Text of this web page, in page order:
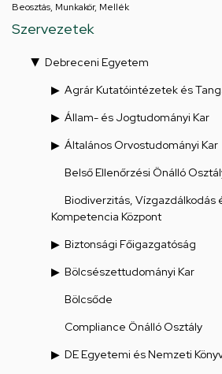
Beosztás, Munkakör, Mellék
Szervezetek
Debreceni Egyetem
Agrár Kutatóintézetek és
Állam- és Jogtudományi Kar
Általános Orvostudományi Kar
Belső Ellenőrzési Önálló
Biodiverzitás, Vízgazdálkodás
Kompetencia Központ
Biztonsági Főigazgatóság
Bölcsészettudományi Kar
Bölcsőde
Compliance Önálló Osztály
DE Egyetemi és Nemzeti